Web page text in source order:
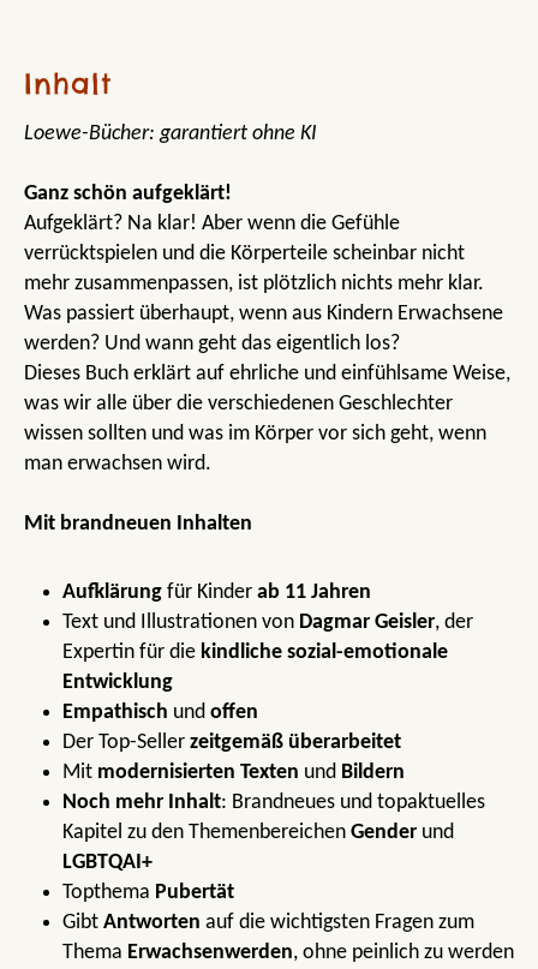
Inhalt
Loewe-Bücher: garantiert ohne KI
Ganz schön aufgeklärt!
Aufgeklärt? Na klar! Aber wenn die Gefühle
verrücktspielen und die Körperteile scheinbar nicht
mehr zusammenpassen, ist plötzlich nichts mehr klar.
Was passiert überhaupt, wenn aus Kindern Erwachsene
werden? Und wann geht das eigentlich los?
Dieses Buch erklärt auf ehrliche und einfühlsame Weise,
was wir alle über die verschiedenen Geschlechter
wissen sollten und was im Körper vor sich geht, wenn
man erwachsen wird.
Mit brandneuen Inhalten
Aufklärung für Kinder ab 11 Jahren
Text und Illustrationen von Dagmar Geisler, der
Expertin für die kindliche sozial-emotionale
Entwicklung
Empathisch und offen
Der Top-Seller zeitgemäß überarbeitet
Mit modernisierten Texten und Bildern
Noch mehr Inhalt: Brandneues und topaktuelles
Kapitel zu den Themenbereichen Gender und
LGBTQAI+
Topthema Pubertät
Gibt Antworten auf die wichtigsten Fragen zum
Thema Erwachsenwerden, ohne peinlich zu werden